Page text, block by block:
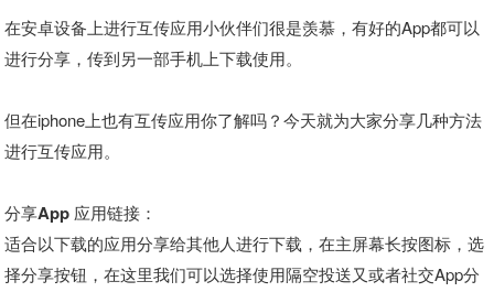
在安卓设备上进行互传应用小伙伴们很是羡慕，有好的App都可以
进行分享，传到另一部手机上下载使用。
但在iphone上也有互传应用你了解吗？今天就为大家分享几种方法
进行互传应用。
分享App 应用链接：
适合以下载的应用分享给其他人进行下载，在主屏幕长按图标，选
择分享按钮，在这里我们可以选择使用隔空投送又或者社交App分